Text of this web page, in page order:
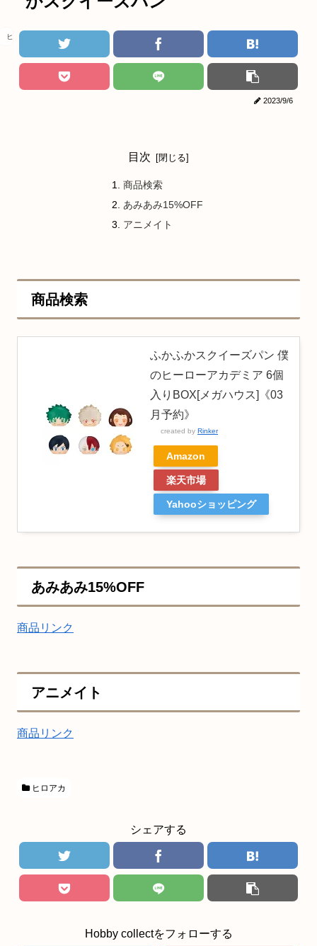
ヒロアカ
2023/9/6
目次
商品検索
あみあみ15%OFF
アニメイト
商品検索
ふかふかスクイーズパン 僕
のヒーローアカデミア 6個
入りBOX[メガハウス]《03
月予約》
created by Rinker
Amazon
楽天市場
Yahooショッピング
あみあみ15%OFF
商品リンク
アニメイト
商品リンク
ヒロアカ
シェアする
Hobby collectをフォローする